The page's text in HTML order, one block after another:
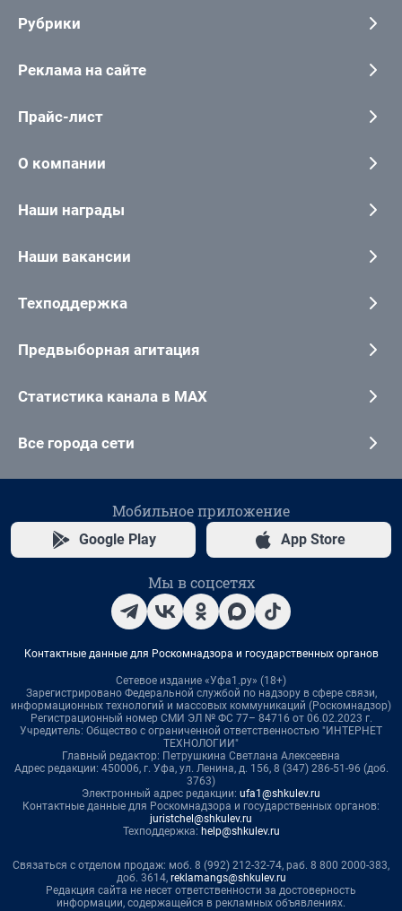
Рубрики
Реклама на сайте
Прайс-лист
О компании
Наши награды
Наши вакансии
Техподдержка
Предвыборная агитация
Статистика канала в MAX
Все города сети
Мобильное приложение
Google Play App Store
Мы в соцсетях
Контактные данные для Роскомнадзора и государственных органов
Сетевое издание «Уфа1.ру» (18+)
Зарегистрировано Федеральной службой по надзору в сфере связи,
информационных технологий и массовых коммуникаций (Роскомнадзор)
Регистрационный номер СМИ ЭЛ № ФС 77– 84716 от 06.02.2023 г.
Учредитель: Общество с ограниченной ответственностью "ИНТЕРНЕТ
ТЕХНОЛОГИИ"
Главный редактор: Петрушкина Светлана Алексеевна
Адрес редакции: 450006, г. Уфа, ул. Ленина, д. 156, 8 (347) 286-51-96 (доб.
3763)
Электронный адрес редакции: ufa1@shkulev.ru
Контактные данные для Роскомнадзора и государственных органов:
juristchel@shkulev.ru
Техподдержка: help@shkulev.ru
Связаться с отделом продаж: моб. 8 (992) 212-32-74, раб. 8 800 2000-383,
доб. 3614, reklamangs@shkulev.ru
Редакция сайта не несет ответственности за достоверность
информации, содержащейся в рекламных объявлениях.